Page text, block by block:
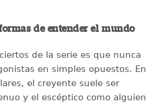
de entender el mundo
de la serie es que nunca
en simples opuestos. En
el creyente suele ser
y el escéptico como alguien